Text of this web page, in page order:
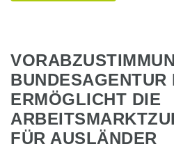
BUNDESAGENTUR
ERMÖGLICHT DIE
FÜR AUSLÄNDER